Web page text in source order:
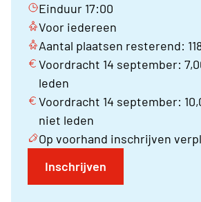
Einduur 17:00
Voor iedereen
Aantal plaatsen resterend:
Voordracht 14 september:
leden
Voordracht 14 september:
niet leden
Op voorhand inschrijven
Inschrijven